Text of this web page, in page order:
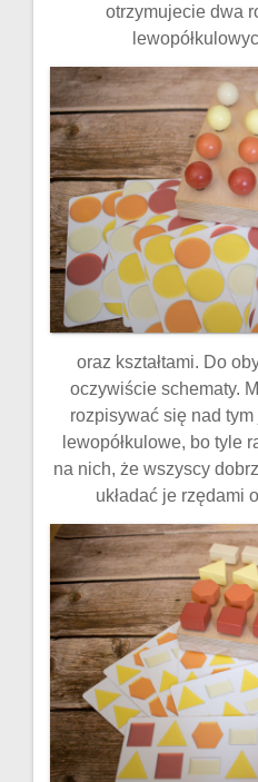
otrzymujecie dwa
oraz kształtami. Do
oczywiście schematy.
rozpisywać się nad tym
lewopółkulowe, bo tyle
na nich, że wszyscy
układać je rzędami